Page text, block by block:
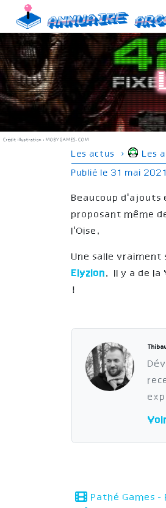
content
Annuaire
Crédit illustration : MOBYGAMES.COM
Les actus › Les
Publié le 31 mai 2021
Beaucoup d'ajouts
proposant même
l'Oise.
Une salle vraiment
Elyzion. Il y a de
!
Pathé Games